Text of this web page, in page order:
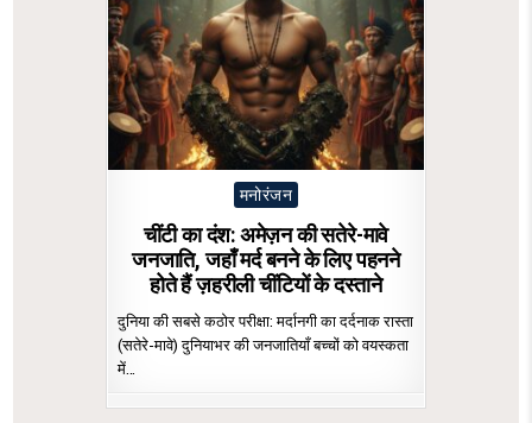
Posted
मनोरंजन
चींटी का दंश: अमेज़न की सतेरे-मावे
जनजाति, जहाँ मर्द बनने के लिए पहनने
होते हैं ज़हरीली चींटियों के दस्ताने
दुनिया की सबसे कठोर परीक्षा: मर्दानगी का दर्दनाक रास्ता
(सतेरे-मावे) दुनियाभर की जनजातियाँ बच्चों को वयस्कता
में…